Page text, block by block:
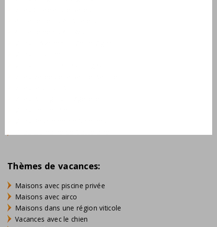
Thèmes de vacances:
Maisons avec piscine privée
Maisons avec airco
Maisons dans une région viticole
Vacances avec le chien